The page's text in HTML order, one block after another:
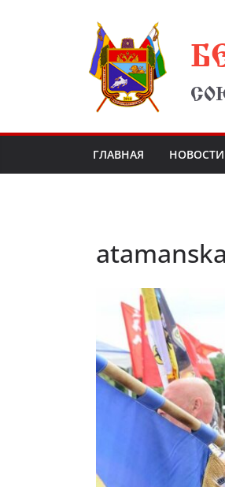
ГЛАВНАЯ НОВОСТИ